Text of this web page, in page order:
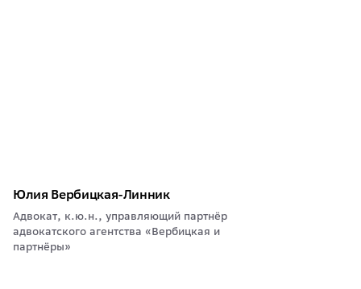
Юлия Вербицкая-Линник
Адвокат, к.ю.н., управляющий партнёр
адвокатского агентства «Вербицкая и
партнёры»